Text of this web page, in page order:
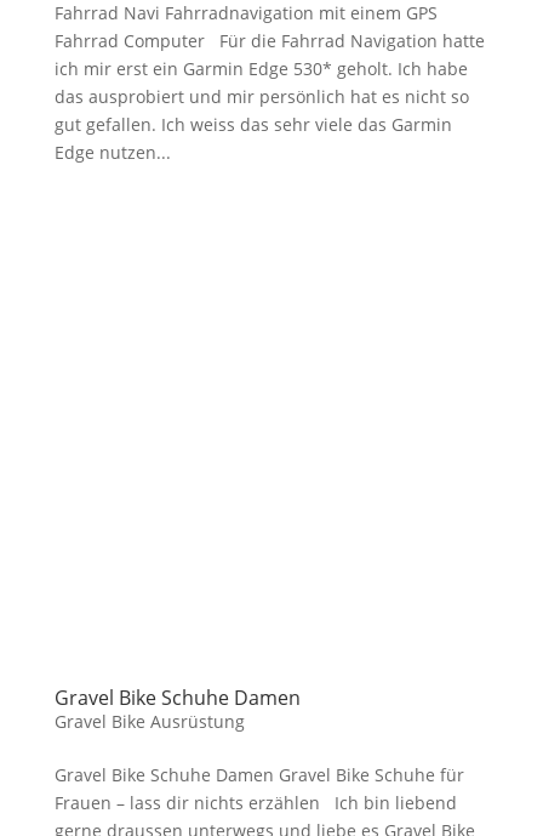
Fahrrad Navi Fahrradnavigation mit einem GPS
Fahrrad Computer Für die Fahrrad Navigation hatte
ich mir erst ein Garmin Edge 530* geholt. Ich habe
das ausprobiert und mir persönlich hat es nicht so
gut gefallen. Ich weiss das sehr viele das Garmin
Edge nutzen...
Gravel Bike Schuhe Damen
Gravel Bike Ausrüstung
Gravel Bike Schuhe Damen Gravel Bike Schuhe für
Frauen – lass dir nichts erzählen Ich bin liebend
gerne draussen unterwegs und liebe es Gravel Bike